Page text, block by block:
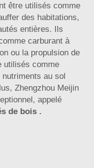
être utilisés comme
des habitations,
entières. Ils
carburant à
ou la propulsion de
utilisés comme
au sol
Zhengzhou Meijin
appelé
de bois .